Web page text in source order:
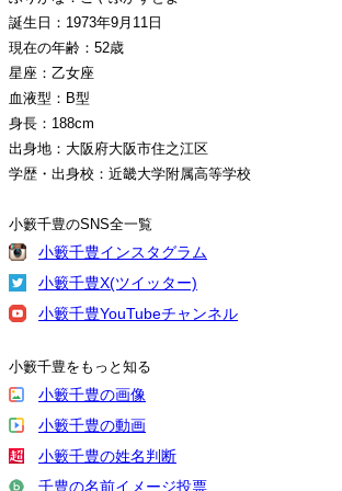
誕生日：1973年9月11日
現在の年齢：52歳
星座：乙女座
血液型：B型
身長：188cm
出身地：大阪府大阪市住之江区
学歴・出身校：近畿大学附属高等学校
小籔千豊のSNS全一覧
小籔千豊インスタグラム
小籔千豊X(ツイッター)
小籔千豊YouTubeチャンネル
小籔千豊をもっと知る
小籔千豊の画像
小籔千豊の動画
小籔千豊の姓名判断
千豊の名前イメージ投票